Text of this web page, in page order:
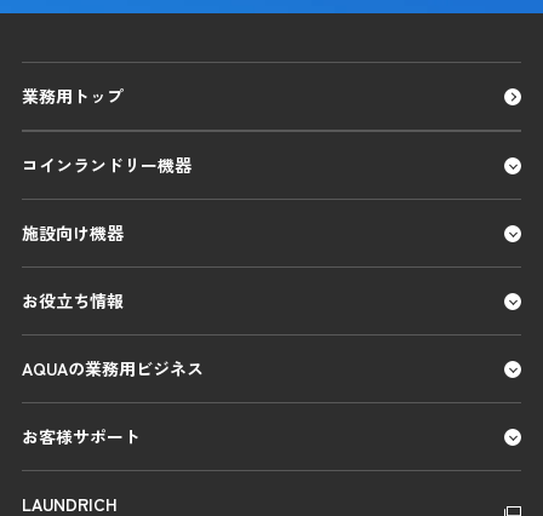
業務用トップ
コインランドリー機器
施設向け機器
お役立ち情報
AQUAの業務用ビジネス
お客様サポート
LAUNDRICH